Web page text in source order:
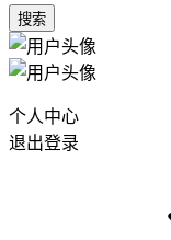
搜索
个人中心
退出登录